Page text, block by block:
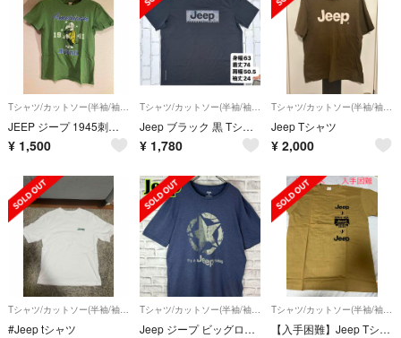
JEEP ジープ 1945刺繍Tシャツ サイズM
¥ 1,500
Jeep ブラック 黒 Tシャツ ジープ
¥ 1,780
Jeep Tシャツ
¥ 2,000
Tシャツ/カットソー(半袖/袖なし)
#Jeep tシャツ
Tシャツ/カットソー(半袖/袖なし)
Jeep ジープ ビッグロゴ スター 車 企業 会社 Tシャツ 半袖 輸入品
Tシャツ/カットソー(半袖/袖なし)
【入手困難】Jeep Tシャツ